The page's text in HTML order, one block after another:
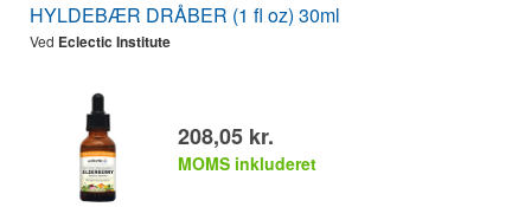
HYLDEBÆR DRÅBER (1 fl oz) 30ml
Ved Eclectic Institute
208,05 kr.
MOMS inkluderet